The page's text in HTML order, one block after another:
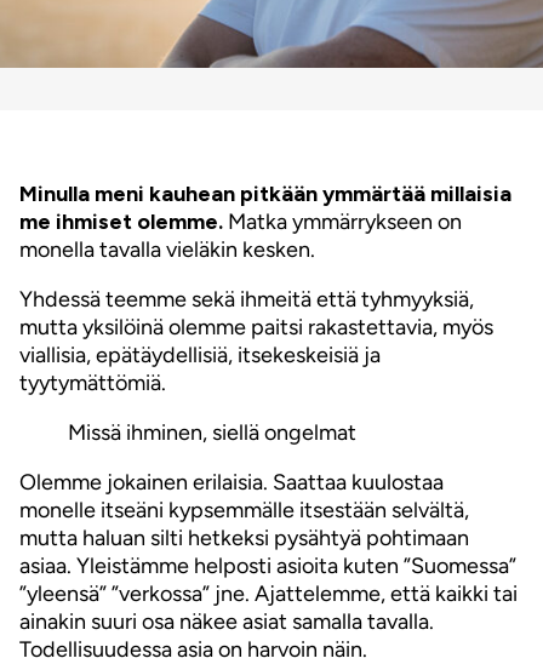
Minulla meni kauhean pitkään ymmärtää millaisia
me ihmiset olemme. Matka ymmärrykseen on
monella tavalla vieläkin kesken.
Yhdessä teemme sekä ihmeitä että tyhmyyksiä,
mutta yksilöinä olemme paitsi rakastettavia, myös
viallisia, epätäydellisiä, itsekeskeisiä ja
tyytymättömiä.
Missä ihminen, siellä ongelmat
Olemme jokainen erilaisia. Saattaa kuulostaa
monelle itseäni kypsemmälle itsestään selvältä,
mutta haluan silti hetkeksi pysähtyä pohtimaan
asiaa. Yleistämme helposti asioita kuten ”Suomessa”
”yleensä” ”verkossa” jne. Ajattelemme, että kaikki tai
ainakin suuri osa näkee asiat samalla tavalla.
Todellisuudessa asia on harvoin näin.